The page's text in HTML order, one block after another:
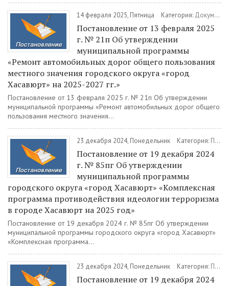
14 февраля 2025, Пятница Категория: Документы
Постановление от 13 февраля 2025
г. № 21п Об утверждении
муниципальной программы
«Ремонт автомобильных дорог общего пользования
местного значения городского округа «город
Хасавюрт» на 2025-2027 гг.»
Постановление от 13 февраля 2025 г. № 21п Об утверждении
муниципальной программы «Ремонт автомобильных дорог общего
пользования местного значения...
23 декабря 2024, Понедельник Категория: Постановления
Постановление от 19 декабря 2024
г. № 85пг Об утверждении
муниципальной программы
городского округа «город Хасавюрт» «Комплексная
программа противодействия идеологии терроризма
в городе Хасавюрт на 2025 год»
Постановление от 19 декабря 2024 г. № 85пг Об утверждении
муниципальной программы городского округа «город Хасавюрт»
«Комплексная программа...
23 декабря 2024, Понедельник Категория: Постановления
Постановление от 19 декабря 2024